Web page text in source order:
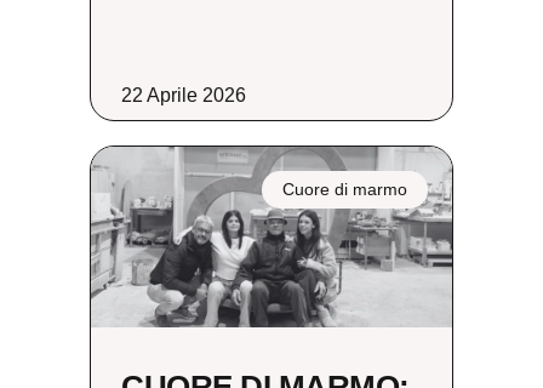
22 Aprile 2026
Cuore di marmo